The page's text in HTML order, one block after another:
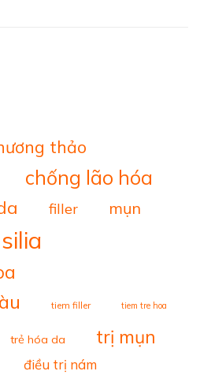
thảo
chống lão hóa
filler mụn
tiem filler tiem tre hoa
trẻ hóa da trị mụn
điều trị nám